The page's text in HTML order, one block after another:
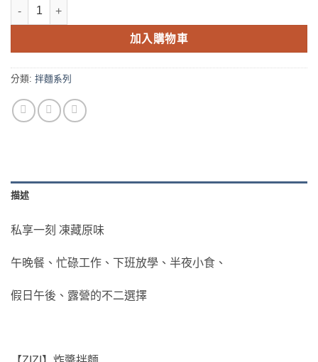
【ZIZI】 炸醬拌麵 (220g/份) 露營 宵夜 小食 點心 不用費神即熱即享
加入購物車
分類: 拌麵系列
描述
私享一刻 凍藏原味
午晚餐、忙碌工作、下班放學、半夜小食、
假日午後、露營的不二選擇